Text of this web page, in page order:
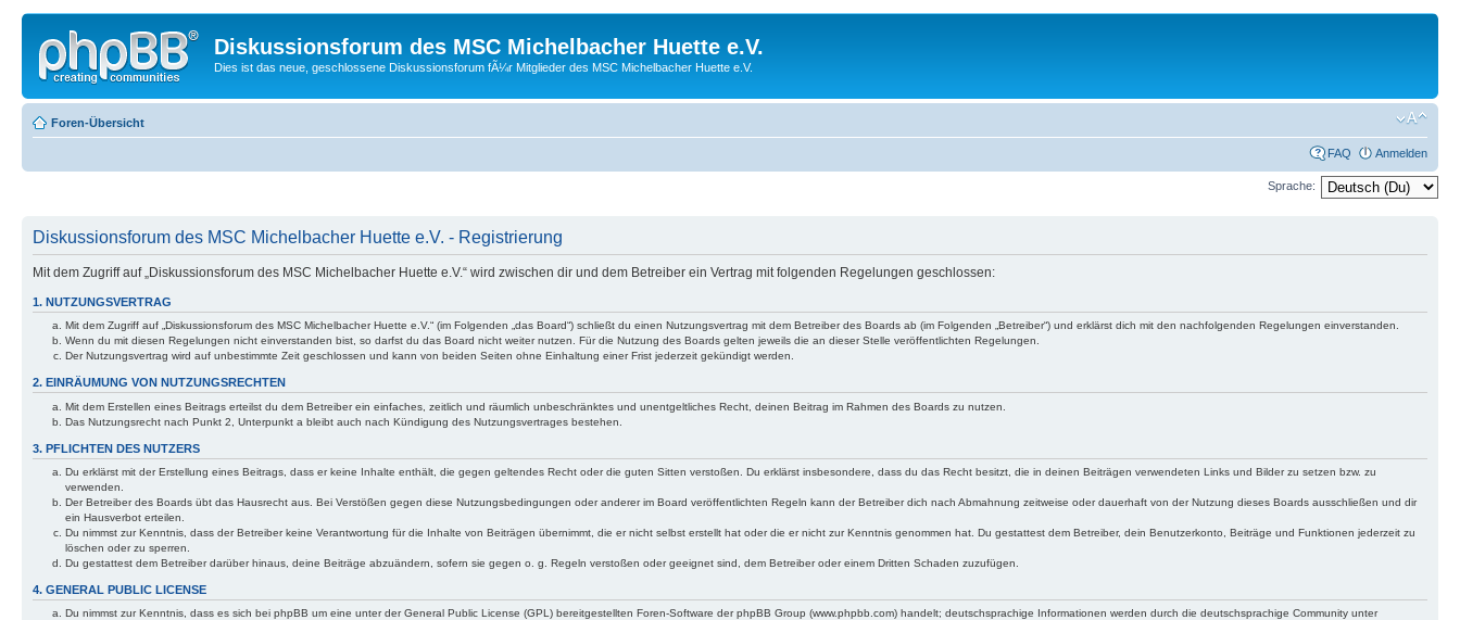
Diskussionsforum des MSC Michelbacher Huette e.V.
Dies ist das neue, geschlossene Diskussionsforum fÃ¼r Mitglieder des MSC Michelbacher Huette e.V.
Foren-Übersicht
FAQ Anmelden
Sprache:
Diskussionsforum des MSC Michelbacher Huette e.V. - Registrierung
Mit dem Zugriff auf „Diskussionsforum des MSC Michelbacher Huette e.V.“ wird zwischen dir und dem Betreiber ein Vertrag mit folgenden Regelungen geschlossen:
1. NUTZUNGSVERTRAG
Mit dem Zugriff auf „Diskussionsforum des MSC Michelbacher Huette e.V.“ (im Folgenden „das Board“) schließt du einen Nutzungsvertrag mit dem Betreiber des Boards ab (im Folgenden „Betreiber“) und erklärst dich mit den nachfolgenden Regelungen einverstanden.
Wenn du mit diesen Regelungen nicht einverstanden bist, so darfst du das Board nicht weiter nutzen. Für die Nutzung des Boards gelten jeweils die an dieser Stelle veröffentlichten Regelungen.
Der Nutzungsvertrag wird auf unbestimmte Zeit geschlossen und kann von beiden Seiten ohne Einhaltung einer Frist jederzeit gekündigt werden.
2. EINRÄUMUNG VON NUTZUNGSRECHTEN
Mit dem Erstellen eines Beitrags erteilst du dem Betreiber ein einfaches, zeitlich und räumlich unbeschränktes und unentgeltliches Recht, deinen Beitrag im Rahmen des Boards zu nutzen.
Das Nutzungsrecht nach Punkt 2, Unterpunkt a bleibt auch nach Kündigung des Nutzungsvertrages bestehen.
3. PFLICHTEN DES NUTZERS
Du erklärst mit der Erstellung eines Beitrags, dass er keine Inhalte enthält, die gegen geltendes Recht oder die guten Sitten verstoßen. Du erklärst insbesondere, dass du das Recht besitzt, die in deinen Beiträgen verwendeten Links und Bilder zu setzen bzw. zu
verwenden.
Der Betreiber des Boards übt das Hausrecht aus. Bei Verstößen gegen diese Nutzungsbedingungen oder anderer im Board veröffentlichten Regeln kann der Betreiber dich nach Abmahnung zeitweise oder dauerhaft von der Nutzung dieses Boards ausschließen und dir
ein Hausverbot erteilen.
Du nimmst zur Kenntnis, dass der Betreiber keine Verantwortung für die Inhalte von Beiträgen übernimmt, die er nicht selbst erstellt hat oder die er nicht zur Kenntnis genommen hat. Du gestattest dem Betreiber, dein Benutzerkonto, Beiträge und Funktionen jederzeit zu
löschen oder zu sperren.
Du gestattest dem Betreiber darüber hinaus, deine Beiträge abzuändern, sofern sie gegen o. g. Regeln verstoßen oder geeignet sind, dem Betreiber oder einem Dritten Schaden zuzufügen.
4. GENERAL PUBLIC LICENSE
Du nimmst zur Kenntnis, dass es sich bei phpBB um eine unter der General Public License (GPL) bereitgestellten Foren-Software der phpBB Group (www.phpbb.com) handelt; deutschsprachige Informationen werden durch die deutschsprachige Community unter